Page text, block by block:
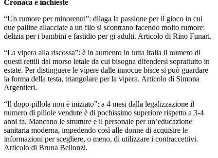
Cronaca e inchieste
“Un rumore per minorenni”: dilaga la passione per il gioco in cui
due palline allacciate a un filo si scontrano facendo molto rumore:
delizia per i bambini e fastidio per gi adulti. Articolo di Rino Funari.
“La vipera alla riscossa”: è in aumento in tutta Italia il numero di
questi rettili dal morso letale da cui bisogna difendersi soprattutto in
estate. Per distinguere le vipere dalle innocue bisce si può guardare
la forma della testa, triangolare per la vipera. Articolo di Simona
Argentieri.
“Il dopo-pillola non è iniziato”: a 4 mesi dalla legalizzazione il
numero di pillole vendute è di pochissimo superiore rispetto a 3-4
anni fa. Mancano le strutture e il personale per un’educazione
sanitaria moderna, impedendo così alle donne di acquisire le
informazioni per scegliere, o meno, di utilizzare i contraccettivi.
Articolo di Bruna Bellonzi.